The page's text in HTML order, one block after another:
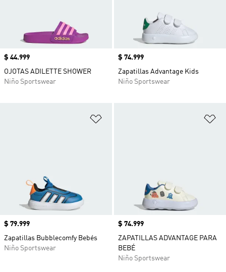
Precio
$ 44.999
OJOTAS ADILETTE SHOWER
Niño Sportswear
Precio
$ 74.999
Zapatillas Advantage Kids
Niño Sportswear
Precio
$ 79.999
Zapatillas Bubblecomfy Bebés
Niño Sportswear
Precio
$ 74.999
ZAPATILLAS ADVANTAGE PARA
BEBÉ
Niño Sportswear